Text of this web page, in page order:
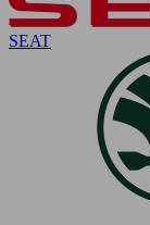
SEAT